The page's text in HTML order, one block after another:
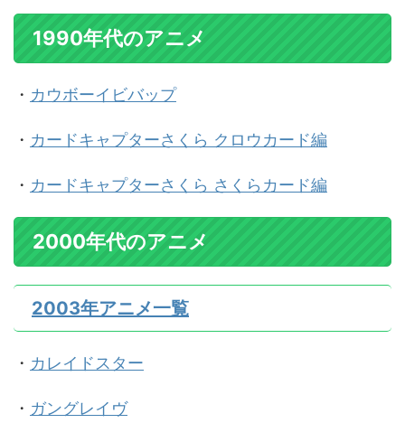
1990年代のアニメ
・ カウボーイビバップ
・ カードキャプターさくら クロウカード編
・ カードキャプターさくら さくらカード編
2000年代のアニメ
2003年アニメ一覧
・ カレイドスター
・ ガングレイヴ